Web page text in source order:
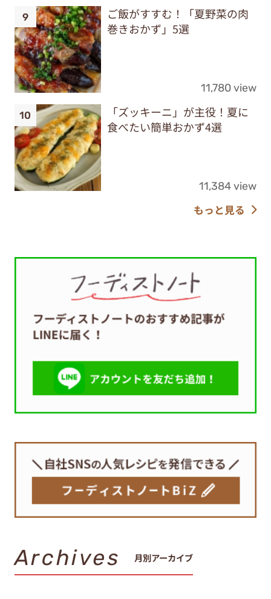
ご飯がすすむ！「夏野菜の肉
巻きおかず」5選
11,780 view
「ズッキーニ」が主役！夏に
食べたい簡単おかず4選
11,384 view
もっと見る
Archives 月別アーカイブ